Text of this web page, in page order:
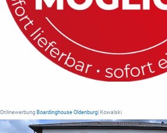
Onlinewerbung Boardinghouse Oldenburg | Kowalski